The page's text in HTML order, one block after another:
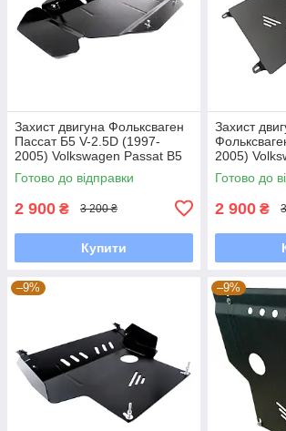
Захист двигуна Фольксваген
Пассат Б5 V-2.5D (1997-
2005) Volkswagen Passat B5
Готово до відправки
2 900 ₴ 3 200 ₴
Купити
Захист
2005)
Готово до
2 900 ₴
–9% –9%